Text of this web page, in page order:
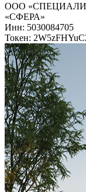
ООО
«СФЕРА»
Инн: 5030084705
Токен: